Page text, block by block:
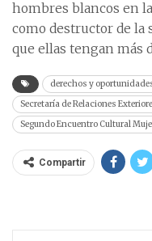
hombres blancos en
como destructor de la
que ellas tengan más
derechos y
Secretaría de Relaciones
Segundo Encuentro Cultural
Compartir